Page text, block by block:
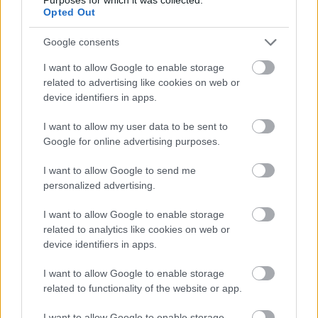
Opted Out
Google consents
I want to allow Google to enable storage
related to advertising like cookies on web or
device identifiers in apps.
I want to allow my user data to be sent to
Google for online advertising purposes.
I want to allow Google to send me
personalized advertising.
I want to allow Google to enable storage
related to analytics like cookies on web or
device identifiers in apps.
I want to allow Google to enable storage
related to functionality of the website or app.
Hozzászólások
Csak 8,6 milliárd forint „egyéb
bevétel” kellett, hogy ne legyen
masszívan veszteséges a